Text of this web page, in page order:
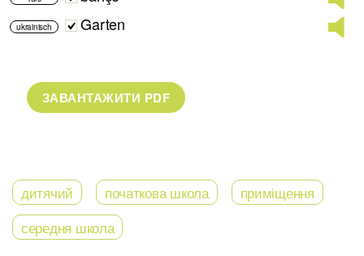
ukrainisch Garten
дитячий початкова школа
приміщення
середня школа